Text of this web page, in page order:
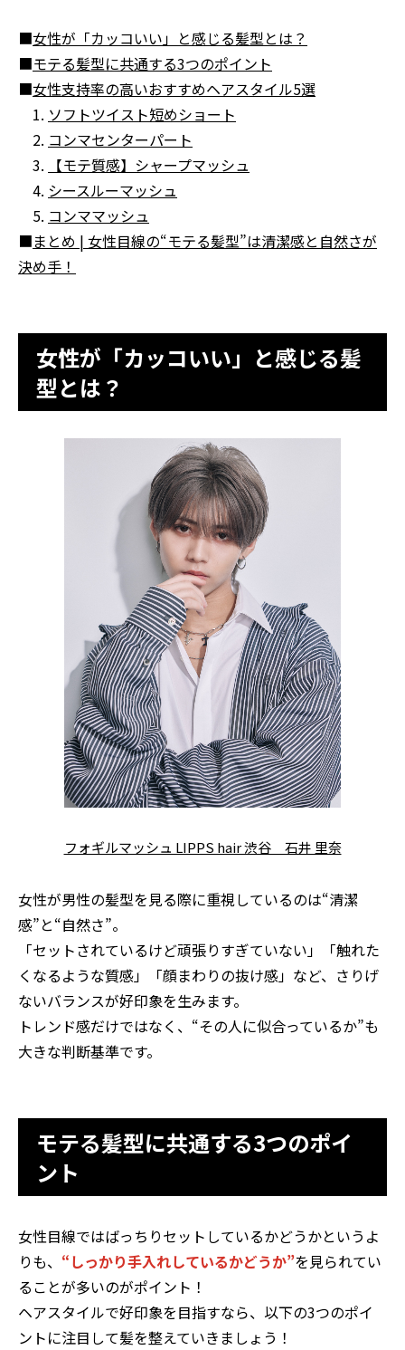
■女性が「カッコいい」と感じる髪型とは？
■モテる髪型に共通する3つのポイント
■女性支持率の高いおすすめヘアスタイル5選
1. ソフトツイスト短めショート
2. コンマセンターパート
3.
【モテ質感】シャープマッシュ
4. シースルーマッシュ
5. コンママッシュ
■まとめ | 女性目線の“モテる髪型”は清潔感と自然さが
決め手！
女性が「カッコいい」と感じる髪
型とは？
フォギルマッシュ LIPPS hair 渋谷 石井 里奈
女性が男性の髪型を見る際に重視しているのは“清潔
感”と“自然さ”。
「セットされているけど頑張りすぎていない」「触れた
くなるような質感」「顔まわりの抜け感」など、さりげ
ないバランスが好印象を生みます。
トレンド感だけではなく、“その人に似合っているか”も
大きな判断基準です。
モテる髪型に共通する3つのポイ
ント
女性目線ではばっちりセットしているかどうかというよ
りも、 “しっかり手入れしているかどうか”を見られてい
ることが多いのがポイント！
ヘアスタイルで好印象を目指すなら、以下の3つのポイ
ントに注目して髪を整えていきましょう！